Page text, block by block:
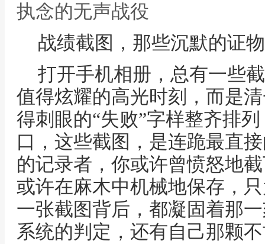
执念的无声战役
战绩截图，那些沉默的证物
打开手机相册，总有一些
值得炫耀的高光时刻，而是
得刺眼的“失败”字样整齐排
口，这些截图，是连跪最直
的记录者，你或许曾愤怒地
或许在麻木中机械地保存，
一张截图背后，都凝固着那
系统的判定，还有自己那颗